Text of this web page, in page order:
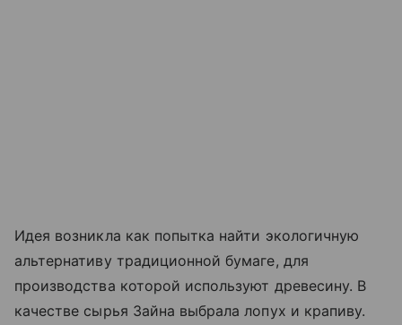
Идея возникла как попытка найти экологичную
альтернативу традиционной бумаге, для
производства которой используют древесину. В
качестве сырья Зайна выбрала лопух и крапиву.